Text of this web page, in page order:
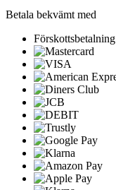
Betala bekvämt med
Förskottsbetalning